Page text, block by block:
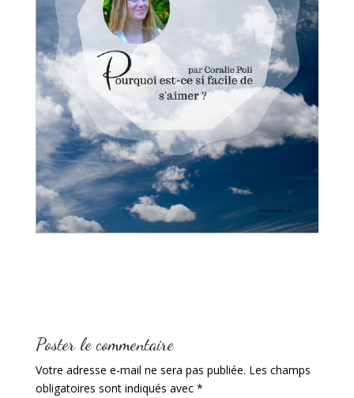
Poster le commentaire
Votre adresse e-mail ne sera pas publiée. Les champs
obligatoires sont indiqués avec *